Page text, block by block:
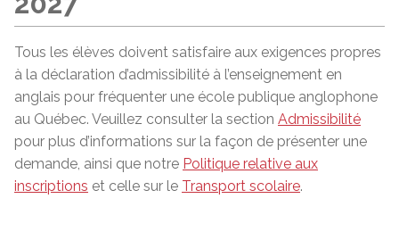
Tous les élèves doivent satisfaire aux exigences propres
à la déclaration d’admissibilité à l’enseignement en
anglais pour fréquenter une école publique anglophone
au Québec. Veuillez consulter la section Admissibilité
pour plus d’informations sur la façon de présenter une
demande, ainsi que notre Politique relative aux
inscriptions et celle sur le Transport scolaire.